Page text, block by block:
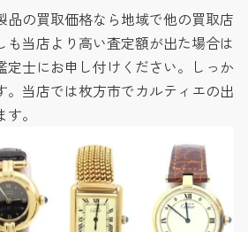
品の買取価格なら地域で他の買取店
も当店より高い査定額が出た場合は
定士にお申し付けください。しっか
。当店では枚方市でカルティエの出
。